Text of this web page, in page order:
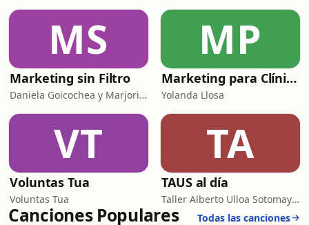
MS
Marketing sin Filtro
Daniela Goicochea y Marjori Haddad
MP
Marketing para Clínicas
Yolanda Llosa
VT
Voluntas Tua
Voluntas Tua
TA
TAUS al día
Taller Alberto Ulloa Sotomayor
Canciones Populares Todas las canciones